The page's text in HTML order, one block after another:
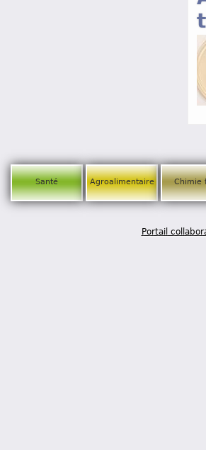
Santé Agroalimentaire Chimie
Portail